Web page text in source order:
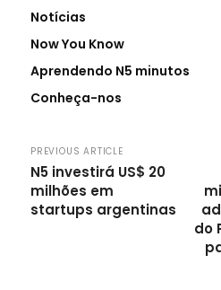
Notícias
Now You Know
Aprendendo N5 minutos
Conheça-nos
PREVIOUS ARTICLE
N5 investirá US$ 20
milhões em
startups argentinas
do